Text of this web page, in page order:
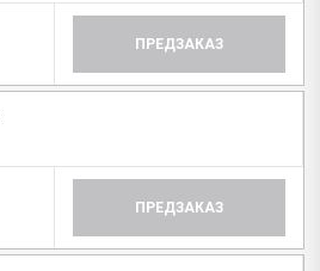
ПРЕДЗАКАЗ
ПРЕДЗАКАЗ